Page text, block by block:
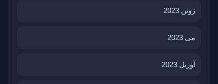
ژوئن 2023
می 2023
آوریل 2023